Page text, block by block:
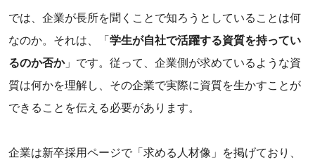
では、企業が長所を聞くことで知ろうとしていることは何
なのか。それは、「 学生が自社で活躍する資質を持ってい
るのか否か」です。従って、企業側が求めているような資
質は何かを理解し、その企業で実際に資質を生かすことが
できることを伝える必要があります。
企業は新卒採用ページで「求める人材像」を掲げており、